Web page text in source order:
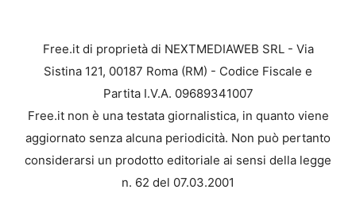
Free.it di proprietà di NEXTMEDIAWEB SRL - Via
Sistina 121, 00187 Roma (RM) - Codice Fiscale e
Partita I.V.A. 09689341007
Free.it non è una testata giornalistica, in quanto viene
aggiornato senza alcuna periodicità. Non può pertanto
considerarsi un prodotto editoriale ai sensi della legge
n. 62 del 07.03.2001